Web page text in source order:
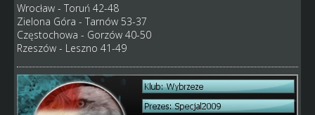
Wrocław - Toruń 42-48
Zielona Góra - Tarnów 53-37
Częstochowa - Gorzów 40-50
Rzeszów - Leszno 41-49